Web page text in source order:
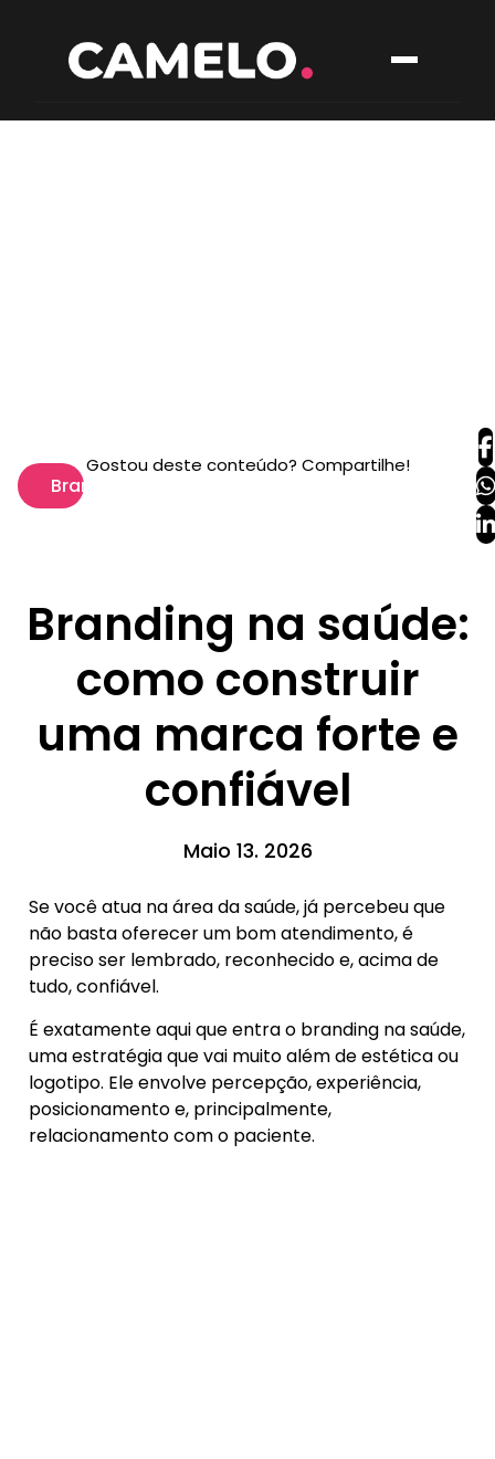
Branding
Gostou deste conteúdo? Compartilhe!
Branding na saúde:
como construir
uma marca forte e
confiável
Maio 13. 2026
Se você atua na área da saúde, já percebeu que
não basta oferecer um bom atendimento, é
preciso ser lembrado, reconhecido e, acima de
tudo, confiável.
É exatamente aqui que entra o branding na saúde,
uma estratégia que vai muito além de estética ou
logotipo. Ele envolve percepção, experiência,
posicionamento e, principalmente,
relacionamento com o paciente.